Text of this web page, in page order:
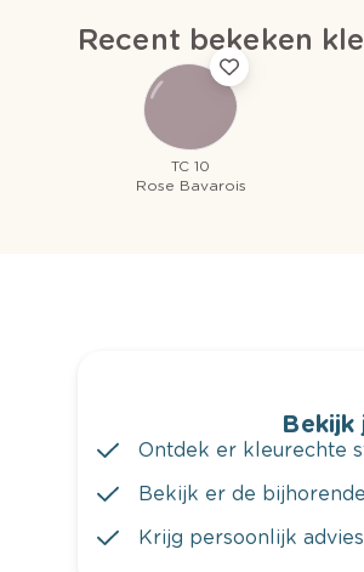
Recent bekeken
TC 10
Rose Bavarois
Bekijk
Ontdek er kleurechte
Bekijk er de
Krijg persoonlijk